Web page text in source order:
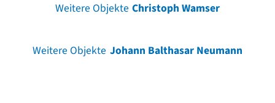
Weitere Objekte Christoph Wamser
Weitere Objekte Johann Balthasar Neumann